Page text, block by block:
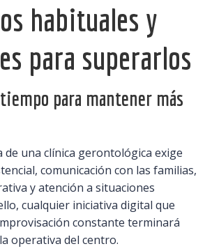
habituales y
para superarlos
para mantener más
de una clínica gerontológica exige
comunicación con las familias,
y atención a situaciones
cualquier iniciativa digital que
constante terminará
operativa del centro.